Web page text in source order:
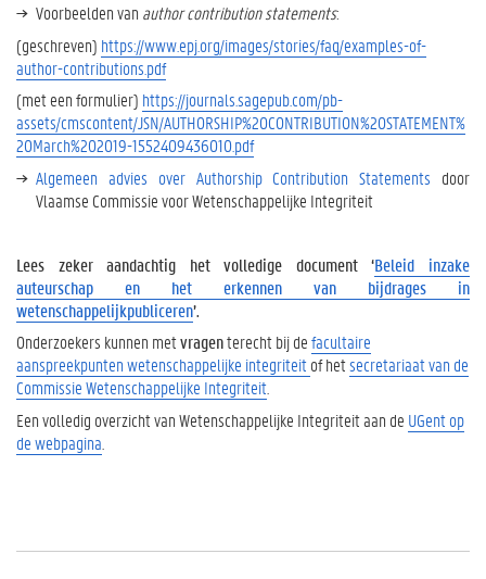
r
e
M
e
e
r
t
i
V
e
r
t
a
a
l
d
e
Voorbeelden van author contribution statements:
(geschreven) https://www.epj.org/images/stories/faq/examples-of-
author-contributions.pdf
(met een formulier) https://journals.sagepub.com/pb-
assets/cmscontent/JSN/AUTHORSHIP%20CONTRIBUTION%20STATEMENT%
20March%202019-1552409436010.pdf
Algemeen advies over Authorship Contribution Statements door
Vlaamse Commissie voor Wetenschappelijke Integriteit
Lees zeker aandachtig het volledige document ‘Beleid inzake
auteurschap en het erkennen van bijdrages in
wetenschappelijkpubliceren’.
Onderzoekers kunnen metvragenterecht bij defacultaire
aanspreekpunten wetenschappelijke integriteitof hetsecretariaat van de
Commissie Wetenschappelijke Integriteit
Een volledig overzicht van Wetenschappelijke Integriteit aan de UGent op
de webpagina